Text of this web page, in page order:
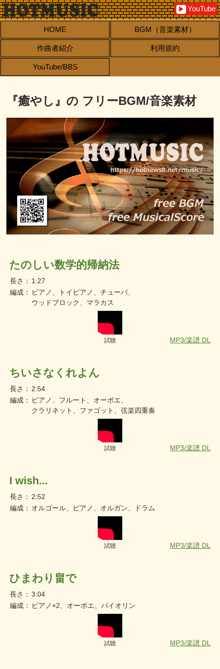
▶ YouTube
HOME BGM（音楽素材）
作曲者紹介 利用規約
YouTube/BBS
『癒やし』の フリーBGM/音楽素材
たのしい数学的帰納法
長さ： 1:27
編成：
ピアノ、トイピアノ、チューバ、
ウッドブロック、マラカス
MP3/楽譜 DL
試聴
ちいさなくれよん
長さ： 2:54
編成：
ピアノ、フルート、オーボエ、
クラリネット、ファゴット、弦楽四重奏
MP3/楽譜 DL
試聴
I wish...
長さ： 2:52
編成： オルゴール、ピアノ、オルガン、ドラム
MP3/楽譜 DL
試聴
ひまわり畠で
長さ： 3:04
編成：
ピアノ×2、オーボエ、バイオリン
MP3/楽譜 DL
試聴